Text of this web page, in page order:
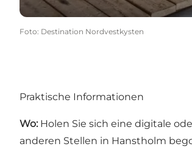
Foto: Destination Nordvestkysten
Praktische Informationen
Wo: Holen Sie sich eine digitale
anderen Stellen in Hanstholm